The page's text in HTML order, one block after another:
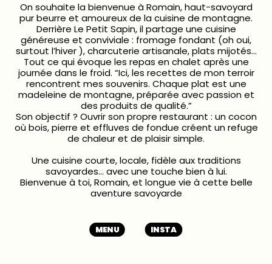
On souhaite la bienvenue à Romain, haut-savoyard
pur beurre et amoureux de la cuisine de montagne.
Derrière Le Petit Sapin, il partage une cuisine
généreuse et conviviale : fromage fondant (oh oui,
surtout l’hiver ), charcuterie artisanale, plats mijotés…
Tout ce qui évoque les repas en chalet après une
journée dans le froid. “Ici, les recettes de mon terroir
rencontrent mes souvenirs. Chaque plat est une
madeleine de montagne, préparée avec passion et
des produits de qualité.”
Son objectif ? Ouvrir son propre restaurant : un cocon
où bois, pierre et effluves de fondue créent un refuge
de chaleur et de plaisir simple.
Une cuisine courte, locale, fidèle aux traditions
savoyardes… avec une touche bien à lui.
Bienvenue à toi, Romain, et longue vie à cette belle
aventure savoyarde
MENU INSTA